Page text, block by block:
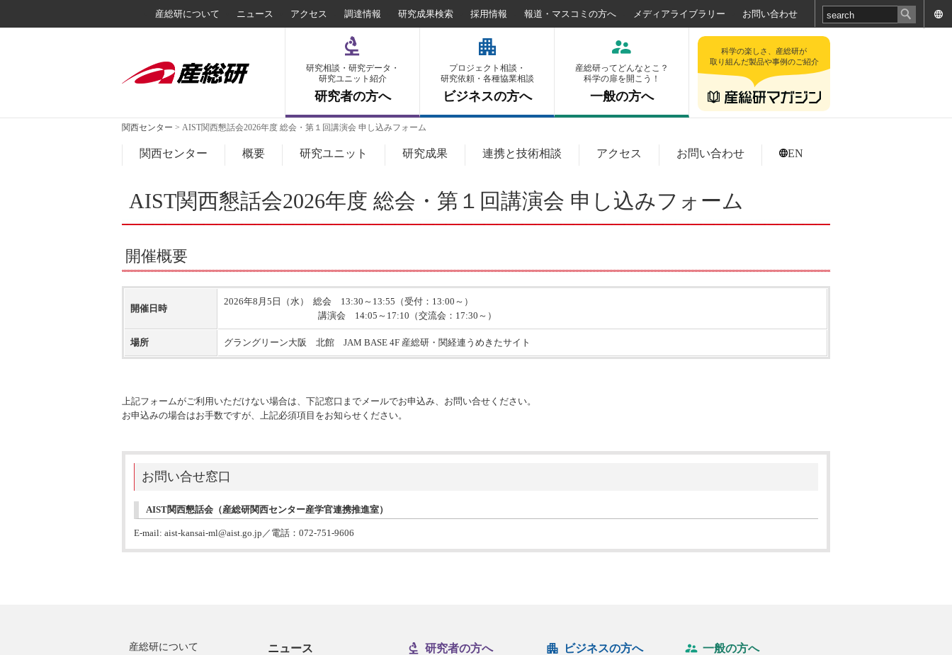
産総研について ニュース アクセス 調達情報 研究成果検索 採用情報 報道・マスコミの方へ メディアライブラリー お問い合わせ
研究相談・研究データ・
研究ユニット紹介
研究者の方へ
プロジェクト相談・
研究依頼・各種協業相談
ビジネスの方へ
産総研ってどんなとこ？
科学の扉を開こう！
一般の方へ
科学の楽しさ、産総研が
取り組んだ製品や事例のご紹介
関西センター > AIST関西懇話会2026年度 総会・第１回講演会 申し込みフォーム
関西センター 概要 研究ユニット 研究成果 連携と技術相談 アクセス お問い合わせ EN
AIST関西懇話会2026年度 総会・第１回講演会 申し込みフォーム
開催概要
開催日時
2026年8月5日（水） 総会 13:30～13:55（受付：13:00～）
講演会 14:05～17:10（交流会：17:30～）
場所 グラングリーン大阪 北館 JAM BASE 4F 産総研・関経連うめきたサイト
上記フォームがご利用いただけない場合は、下記窓口までメールでお申込み、お問い合せください。
お申込みの場合はお手数ですが、上記必須項目をお知らせください。
お問い合せ窓口
AIST関西懇話会（産総研関西センター産学官連携推進室）
E-mail: aist-kansai-ml@aist.go.jp／電話：072-751-9606
産総研について
ニュース 研究者の方へ ビジネスの方へ 一般の方へ